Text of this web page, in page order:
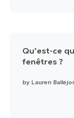
Qu’est-ce
fenêtres ?
by Lauren